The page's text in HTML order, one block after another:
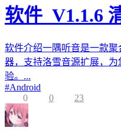
软件_V1.1.6
软件介绍一隅听音是一款
器，支持洛雪音源扩展，
验。...
#Android
0
0 23